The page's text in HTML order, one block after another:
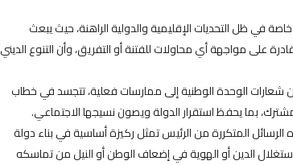
في ظل التحديات الإقليمية والدولية الراهنة، حيث يبعث
على مواجهة أي محاولات للفتنة أو التفريق، وأن التنوع الديني
شعارات الوحدة الوطنية إلى ممارسات فعلية، تتجسد في خطاب
بما يحفظ استقرار الدولة ويصون نسيجها الاجتماعي.
المتكررة من الرئيس تمثل ركيزة أساسية في بناء دولة
الدين أو الهوية في إضعاف الوطن أو النيل من تماسكه